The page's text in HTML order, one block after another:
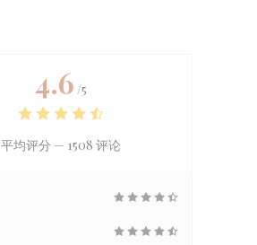
4.6 /5
平均评分 — 1508 评论